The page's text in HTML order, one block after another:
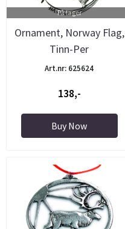
På lager
Ornament, Norway Flag,
Tinn-Per
Art.nr: 625624
138,-
Buy Now